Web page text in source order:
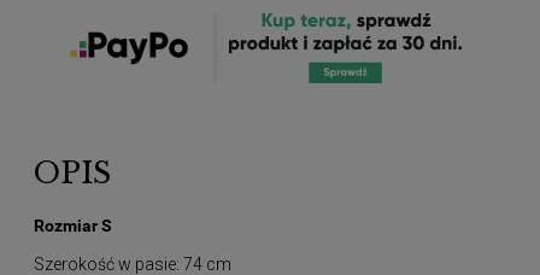
OPIS
Rozmiar S
Szerokość w pasie: 74 cm